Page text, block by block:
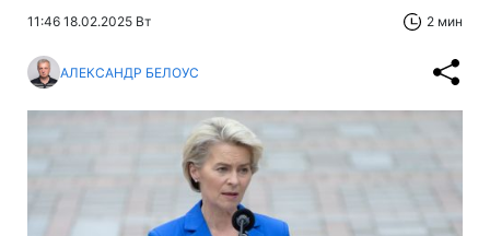
11:46 18.02.2025 Вт 2 мин
АЛЕКСАНДР БЕЛОУС